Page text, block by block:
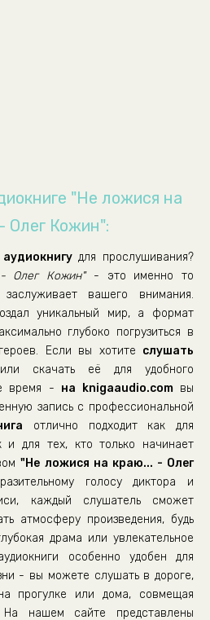
"Не ложися на
Олег Кожин":
аудиокнигудля прослушивания?
Олег Кожин"- это именно то
заслуживает вашего внимания.
уникальный мир, а формат
глубоко погрузиться в
Если вы хотите слушать
скачать её для удобного
время - на knigaaudio.comвы
запись с профессиональной
отлично подходит как для
и для тех, кто только начинает
"Не ложися на краю... - Олег
голосу диктора и
каждый слушатель сможет
атмосферу произведения, будь
драма или увлекательное
особенно удобен для
- вы можете слушать в дороге,
прогулке или дома, совмещая
нашем сайте представлены